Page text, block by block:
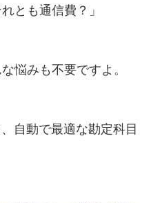
とも通信費？」
悩みも不要ですよ。
自動で最適な勘定科目